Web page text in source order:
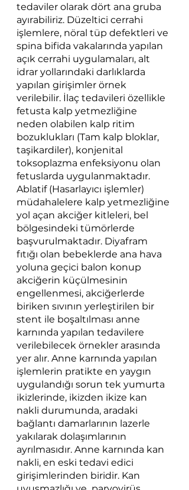
tedaviler olarak dört ana gruba
ayırabiliriz. Düzeltici cerrahi
işlemlere, nöral tüp defektleri ve
spina bifida vakalarında yapılan
açık cerrahi uygulamaları, alt
idrar yollarındaki darlıklarda
yapılan girişimler örnek
verilebilir. İlaç tedavileri özellikle
fetusta kalp yetmezliğine
neden olabilen kalp ritim
bozuklukları (Tam kalp bloklar,
taşikardiler), konjenital
toksoplazma enfeksiyonu olan
fetuslarda uygulanmaktadır.
Ablatif (Hasarlayıcı işlemler)
müdahalelere kalp yetmezliğine
yol açan akciğer kitleleri, bel
bölgesindeki tümörlerde
başvurulmaktadır. Diyafram
fıtığı olan bebeklerde ana hava
yoluna geçici balon konup
akciğerin küçülmesinin
engellenmesi, akciğerlerde
biriken sıvının yerleştirilen bir
stent ile boşaltılması anne
karnında yapılan tedavilere
verilebilecek örnekler arasında
yer alır. Anne karnında yapılan
işlemlerin pratikte en yaygın
uygulandığı sorun tek yumurta
ikizlerinde, ikizden ikize kan
nakli durumunda, aradaki
bağlantı damarlarının lazerle
yakılarak dolaşımlarının
ayrılmasıdır. Anne karnında kan
nakli, en eski tedavi edici
girişimlerinden biridir. Kan